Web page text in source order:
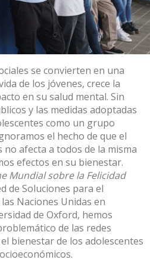
se convierten en una
de los jóvenes, crece la
en su salud mental. Sin
y las medidas adoptadas
como un grupo
el hecho de que el
afecta a todos de la misma
efectos en su bienestar.
Mundial sobre la Felicidad
de Soluciones para el
Naciones Unidas en
de Oxford, hemos
de las redes
bienestar de los adolescentes